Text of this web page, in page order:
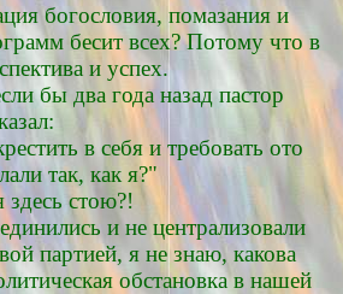
богословия, помазания и
бесит всех? Потому что в
и успех.
бы два года назад пастор
в себя и требовать ото
так, как я?"
здесь стою?!
и не централизовали
партией, я не знаю, какова
обстановка в нашей